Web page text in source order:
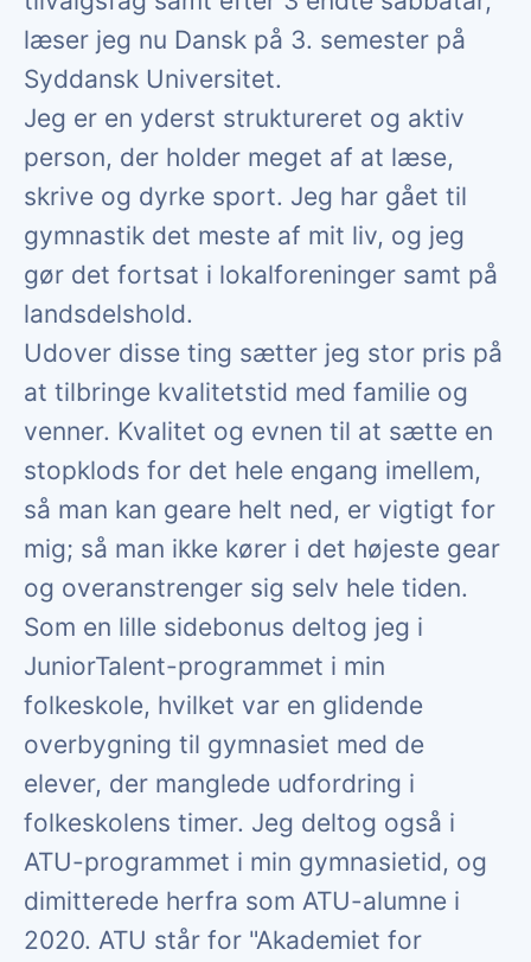
læser jeg nu Dansk på 3. semester på
Syddansk Universitet.
Jeg er en yderst struktureret og aktiv
person, der holder meget af at læse,
skrive og dyrke sport. Jeg har gået til
gymnastik det meste af mit liv, og jeg
gør det fortsat i lokalforeninger samt på
landsdelshold.
Udover disse ting sætter jeg stor pris på
at tilbringe kvalitetstid med familie og
venner. Kvalitet og evnen til at sætte en
stopklods for det hele engang imellem,
så man kan geare helt ned, er vigtigt for
mig; så man ikke kører i det højeste gear
og overanstrenger sig selv hele tiden.
Som en lille sidebonus deltog jeg i
JuniorTalent-programmet i min
folkeskole, hvilket var en glidende
overbygning til gymnasiet med de
elever, der manglede udfordring i
folkeskolens timer. Jeg deltog også i
ATU-programmet i min gymnasietid, og
dimitterede herfra som ATU-alumne i
2020. ATU står for "Akademiet for